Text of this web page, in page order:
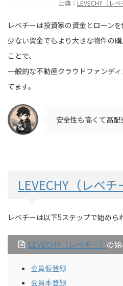
出典： LEVECHY（レ
レベチーは投資家の資金とローンを
少ない資金でもより大きな物件の
ことで、
一般的な不動産クラウドファンデ
てます。
安全性も高くて高配
LEVECHY（レベチ
レベチーは以下5ステップで始めら
LEVECHY（レベチー） の
会員仮登録
会員本登録